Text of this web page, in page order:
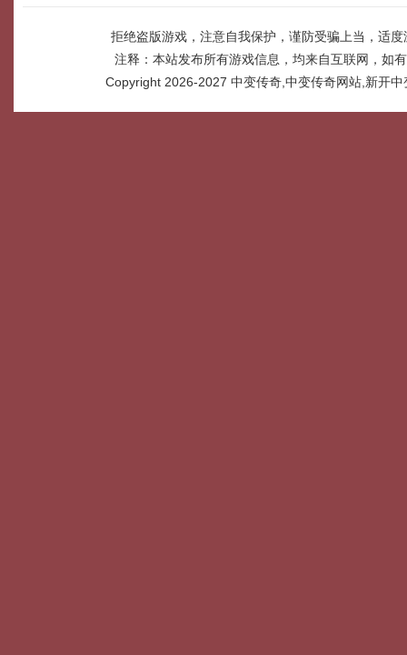
拒绝盗版游戏，注意自我保护，谨防受骗上当，适
注释：本站发布所有游戏信息，均来自互联网，如
Copyright 2026-2027 中变传奇,中变传奇网站,新开